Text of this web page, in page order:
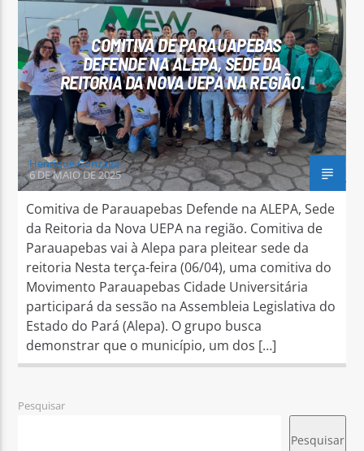
Arara Azul FM
COMITIVA DE PARAUAPEBAS
DEFENDE NA ALEPA, SEDE DA
REITORIA DA NOVA UEPA NA REGIÃO.
Henrique Gonzaga
6 DE MAIO DE 2025
Comitiva de Parauapebas Defende na ALEPA, Sede
da Reitoria da Nova UEPA na região. Comitiva de
Parauapebas vai à Alepa para pleitear sede da
reitoria Nesta terça-feira (06/04), uma comitiva do
Movimento Parauapebas Cidade Universitária
participará da sessão na Assembleia Legislativa do
Estado do Pará (Alepa). O grupo busca
demonstrar que o município, um dos […]
Pesquisar
Pesquisar